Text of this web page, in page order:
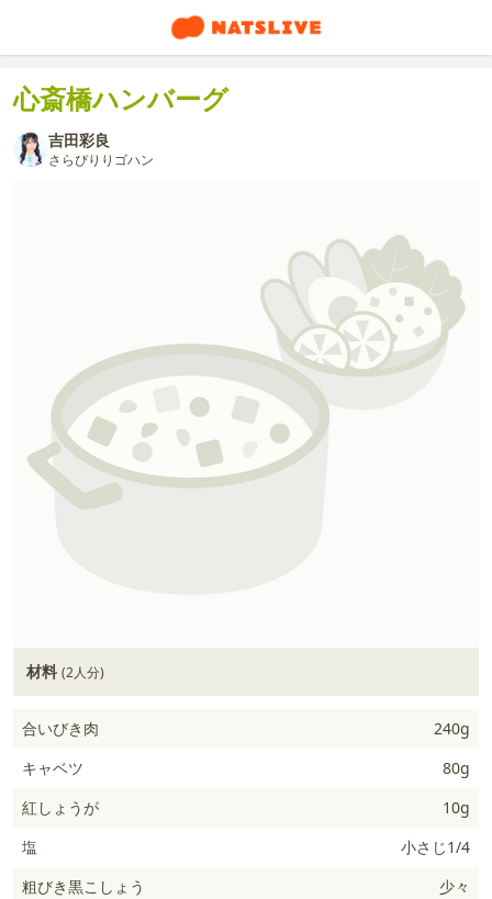
心斎橋ハンバーグ
吉田彩良
さらぴりりゴハン
材料 (2人分)
合いびき肉
240g
キャベツ
80g
紅しょうが
10g
塩
小さじ1/4
粗びき黒こしょう
少々